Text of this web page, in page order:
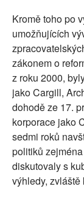
Kromě toho po
umožňujících
zákonem o
z roku 2000,
jako Cargill,
dohodě ze 17.
korporace jako
sedmi roků
politiků
diskutovaly s
výhledy,